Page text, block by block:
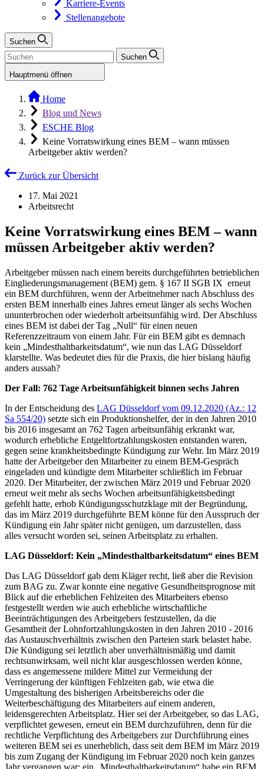
Karriere-Events
Stellenangebote
Suchen
Suchen
Hauptmenü öffnen
Home
Blog und News
ESCHE Blog
Keine Vorratswirkung eines BEM – wann müssen
Arbeitgeber aktiv werden?
Zurück zur Übersicht
17. Mai 2021
Arbeitsrecht
Keine Vorratswirkung eines BEM – wann
müssen Arbeitgeber aktiv werden?
Arbeitgeber müssen nach einem bereits durchgeführten betrieblichen
Eingliederungsmanagement (BEM) gem. § 167 II SGB IX erneut
ein BEM durchführen, wenn der Arbeitnehmer nach Abschluss des
ersten BEM innerhalb eines Jahres erneut länger als sechs Wochen
ununterbrochen oder wiederholt arbeitsunfähig wird. Der Abschluss
eines BEM ist dabei der Tag „Null“ für einen neuen
Referenzzeitraum von einem Jahr. Für ein BEM gibt es demnach
kein „Mindesthaltbarkeitsdatum“, wie nun das LAG Düsseldorf
klarstellte. Was bedeutet dies für die Praxis, die hier bislang häufig
anders aussah?
Der Fall: 762 Tage Arbeitsunfähigkeit binnen sechs Jahren
In der Entscheidung des LAG Düsseldorf vom 09.12.2020 (Az.: 12
Sa 554/20) setzte sich ein Produktionshelfer, der in den Jahren 2010
bis 2016 insgesamt an 762 Tagen arbeitsunfähig erkrankt war,
wodurch erhebliche Entgeltfortzahlungskosten entstanden waren,
gegen seine krankheitsbedingte Kündigung zur Wehr. Im März 2019
hatte der Arbeitgeber den Mitarbeiter zu einem BEM-Gespräch
eingeladen und kündigte dem Mitarbeiter schließlich im Februar
2020. Der Mitarbeiter, der zwischen März 2019 und Februar 2020
erneut weit mehr als sechs Wochen arbeitsunfähigkeitsbedingt
gefehlt hatte, erhob Kündigungsschutzklage mit der Begründung,
das im März 2019 durchgeführte BEM könne für den Ausspruch der
Kündigung ein Jahr später nicht genügen, um darzustellen, dass
alles versucht worden sei, seinen Arbeitsplatz zu erhalten.
LAG Düsseldorf: Kein „Mindesthaltbarkeitsdatum“ eines BEM
Das LAG Düsseldorf gab dem Kläger recht, ließ aber die Revision
zum BAG zu. Zwar konnte eine negative Gesundheitsprognose mit
Blick auf die erheblichen Fehlzeiten des Mitarbeiters ebenso
festgestellt werden wie auch erhebliche wirtschaftliche
Beeinträchtigungen des Arbeitgebers festzustellen, da die
Gesamtheit der Lohnfortzahlungskosten in den Jahren 2010 - 2016
das Austauschverhältnis zwischen den Parteien stark belastet habe.
Die Kündigung sei letztlich aber unverhältnismäßig und damit
rechtsunwirksam, weil nicht klar ausgeschlossen werden könne,
dass es angemessene mildere Mittel zur Vermeidung der
Verringerung der künftigen Fehlzeiten gab, wie etwa die
Umgestaltung des bisherigen Arbeitsbereichs oder die
Weiterbeschäftigung des Mitarbeiters auf einem anderen,
leidensgerechten Arbeitsplatz. Hier sei der Arbeitgeber, so das LAG,
verpflichtet gewesen, erneut ein BEM durchzuführen, denn für die
rechtliche Verpflichtung des Arbeitgebers zur Durchführung eines
weiteren BEM sei es unerheblich, dass seit dem BEM im März 2019
bis zum Zugang der Kündigung im Februar 2020 noch kein ganzes
Jahr vergangen war: ein „Mindesthaltbarkeitsdatum“ habe ein BEM